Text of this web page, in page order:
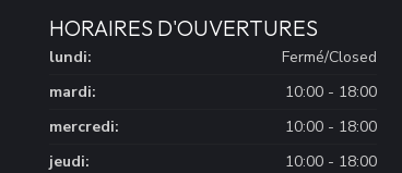
HORAIRES D'OUVERTURES
lundi:
Fermé/Closed
mardi:
10:00 - 18:00
mercredi:
10:00 - 18:00
jeudi:
10:00 - 18:00